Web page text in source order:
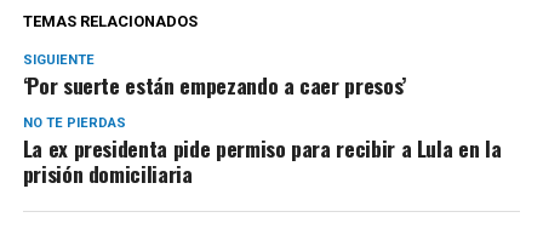
TEMAS RELACIONADOS
SIGUIENTE
‘Por suerte están empezando a caer presos’
NO TE PIERDAS
La ex presidenta pide permiso para recibir a Lula en la
prisión domiciliaria